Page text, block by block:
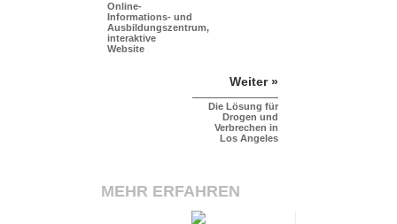
Online-
Informations- und
Ausbildungszentrum,
interaktive
Website
Weiter »
Die Lösung für
Drogen und
Verbrechen in
Los Angeles
MEHR ERFAHREN